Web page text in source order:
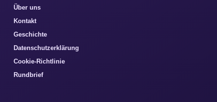
Über uns
Kontakt
Geschichte
Datenschutzerklärung
Cookie-Richtlinie
Rundbrief